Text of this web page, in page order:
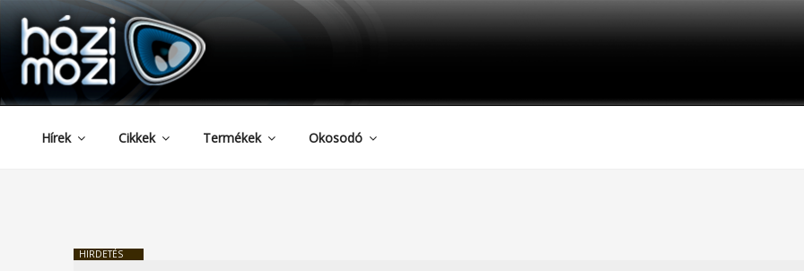
Tartalomhoz
HAZIMOZI
Hírek Cikkek Termékek Okosodó
HIRDETÉS